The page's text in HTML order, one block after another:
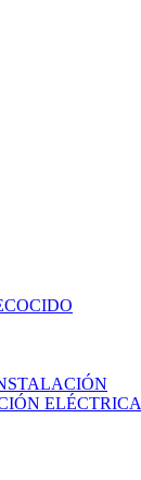
ELÉCTRICA